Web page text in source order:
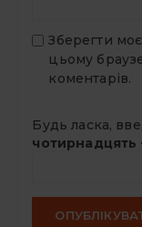
Зберегти
цьому
коментарів.
Будь ласка,
чотирнадцять